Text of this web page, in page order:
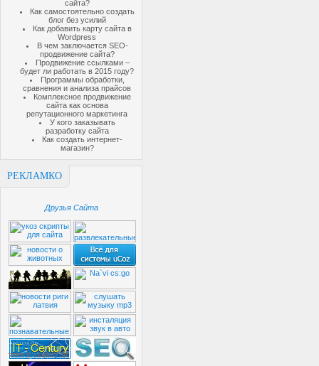
сайта?
Как самостоятельно создать
блог без усилий
Как добавить карту сайта в
Wordpress
В чем заключается SEO-
продвижение сайта?
Продвижение ссылками –
будет ли работать в 2015 году?
Программы обработки,
сравнения и анализа прайсов
Комплексное продвижение
сайта как основа
репутационного маркетинга
У кого заказывать
разработку сайта
Как создать интернет-
магазин?
РЕКЛАМКО
Друзья Сайта